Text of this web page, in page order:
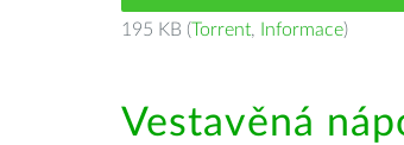
195 KB (Torrent, Informace)
Vestavěná